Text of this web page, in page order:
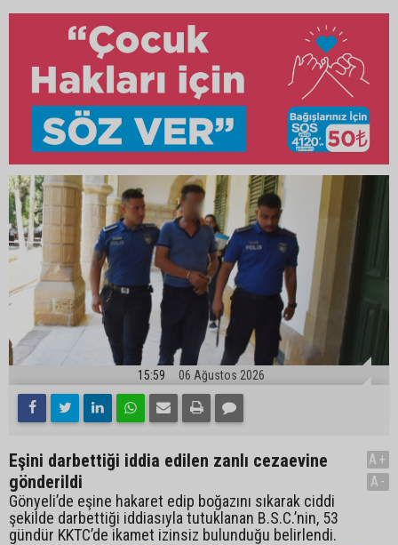
15:59 06 Ağustos 2026
Eşini darbettiği iddia edilen zanlı cezaevine
gönderildi
Gönyeli’de eşine hakaret edip boğazını sıkarak ciddi
şekilde darbettiği iddiasıyla tutuklanan B.S.C.’nin, 53
gündür KKTC’de ikamet izinsiz bulunduğu belirlendi.
A+
A-